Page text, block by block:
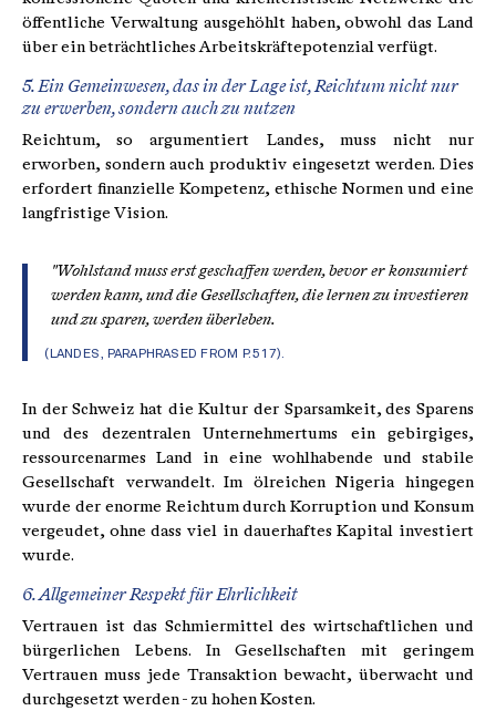
öffentliche Verwaltung ausgehöhlt haben, obwohl das Land
über ein beträchtliches Arbeitskräftepotenzial verfügt.
5. Ein Gemeinwesen, das in der Lage ist, Reichtum nicht nur
zu erwerben, sondern auch zu nutzen
Reichtum, so argumentiert Landes, muss nicht nur
erworben, sondern auch produktiv eingesetzt werden. Dies
erfordert finanzielle Kompetenz, ethische Normen und eine
langfristige Vision.
"Wohlstand muss erst geschaffen werden, bevor er konsumiert
werden kann, und die Gesellschaften, die lernen zu investieren
und zu sparen, werden überleben.
(LANDES, PARAPHRASED FROM P. 517).
In der Schweiz hat die Kultur der Sparsamkeit, des Sparens
und des dezentralen Unternehmertums ein gebirgiges,
ressourcenarmes Land in eine wohlhabende und stabile
Gesellschaft verwandelt. Im ölreichen Nigeria hingegen
wurde der enorme Reichtum durch Korruption und Konsum
vergeudet, ohne dass viel in dauerhaftes Kapital investiert
wurde.
6. Allgemeiner Respekt für Ehrlichkeit
Vertrauen ist das Schmiermittel des wirtschaftlichen und
bürgerlichen Lebens. In Gesellschaften mit geringem
Vertrauen muss jede Transaktion bewacht, überwacht und
durchgesetzt werden - zu hohen Kosten.